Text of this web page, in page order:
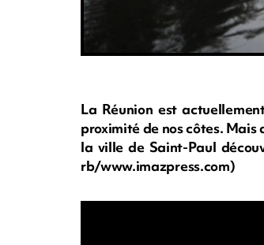
La Réunion est
proximité de nos côtes.
la ville de Saint-Paul
rb/www.imazpress.com)